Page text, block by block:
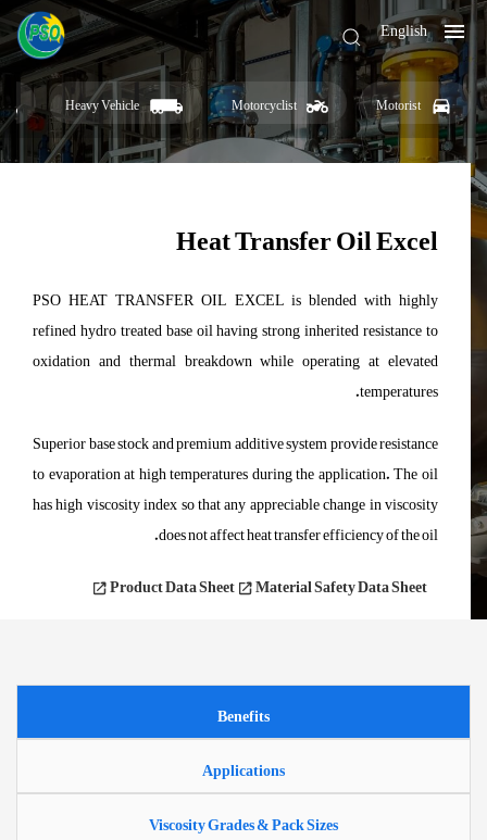
English
Motorist
Motorcyclist
Heavy Vehicle
Heat Transfer Oil Excel
PSO HEAT TRANSFER OIL EXCEL is blended with highly
refined hydro treated base oil having strong inherited resistance to
oxidation and thermal breakdown while operating at elevated
temperatures.
Superior base stock and premium additive system provide resistance
to evaporation at high temperatures during the application. The oil
has high viscosity index so that any appreciable change in viscosity
does not affect heat transfer efficiency of the oil.
Product Data Sheet Material Safety Data Sheet
Benefits
Applications
Viscosity Grades & Pack Sizes